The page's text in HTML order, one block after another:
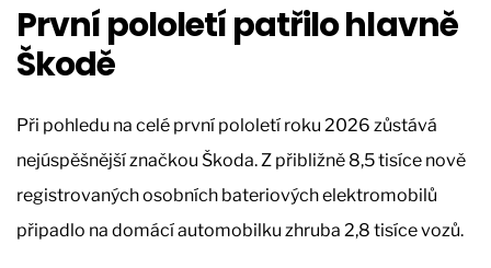
První pololetí patřilo hlavně
Škodě
Při pohledu na celé první pololetí roku 2026 zůstává
nejúspěšnější značkou Škoda. Z přibližně 8,5 tisíce nově
registrovaných osobních bateriových elektromobilů
připadlo na domácí automobilku zhruba 2,8 tisíce vozů.